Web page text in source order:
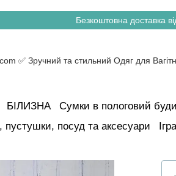
Безкоштовна доставка
БІЛИЗНА Сумки в пологовий
посуд та аксесуари